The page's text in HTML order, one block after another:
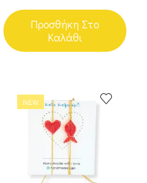
Προσθήκη Στο
Καλάθι
NEW